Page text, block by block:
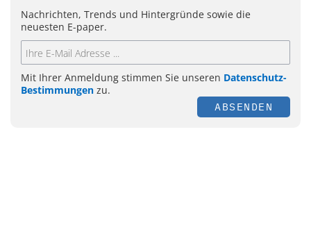
Nachrichten, Trends und Hintergründe sowie die
neuesten E-paper.
Mit Ihrer Anmeldung stimmen Sie unseren Datenschutz-
Bestimmungen zu.
ABSENDEN